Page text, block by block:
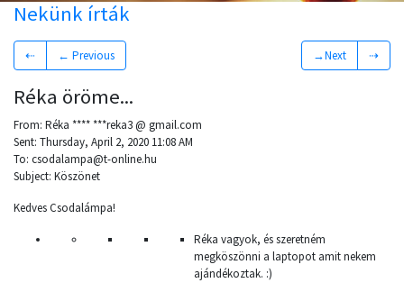
Nekünk írták
⇠ ← Previous →Next ⇢
Réka öröme...
From: Réka **** ***reka3 @ gmail.com
Sent: Thursday, April 2, 2020 11:08 AM
To: csodalampa@t-online.hu
Subject: Köszönet
Kedves Csodalámpa!
Réka vagyok, és szeretném
megköszönni a laptopot amit nekem
ajándékoztak. :)